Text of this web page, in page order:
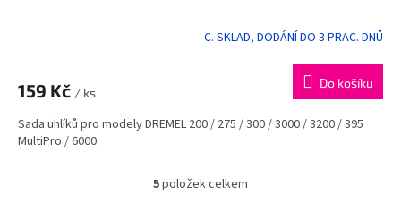
C. SKLAD, DODÁNÍ DO 3 PRAC. DNŮ
159 Kč / ks
Do košíku
Sada uhlíků pro modely DREMEL 200 / 275 / 300 / 3000 / 3200 / 395
MultiPro / 6000.
O
5položek celkem